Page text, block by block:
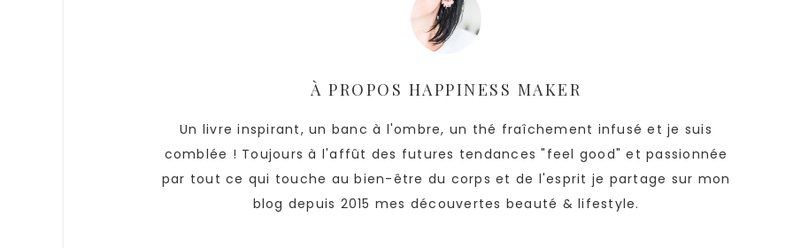
À PROPOS HAPPINESS MAKER
Un livre inspirant, un banc à l'ombre, un thé fraîchement infusé et je suis
comblée ! Toujours à l'affût des futures tendances "feel good" et passionnée
par tout ce qui touche au bien-être du corps et de l'esprit je partage sur mon
blog depuis 2015 mes découvertes beauté & lifestyle.